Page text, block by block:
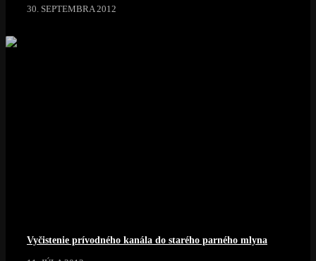
30. SEPTEMBRA 2012
Vyčistenie prívodného kanála do starého parného mlyna